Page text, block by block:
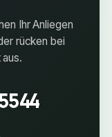
Ihr Anliegen
rücken bei